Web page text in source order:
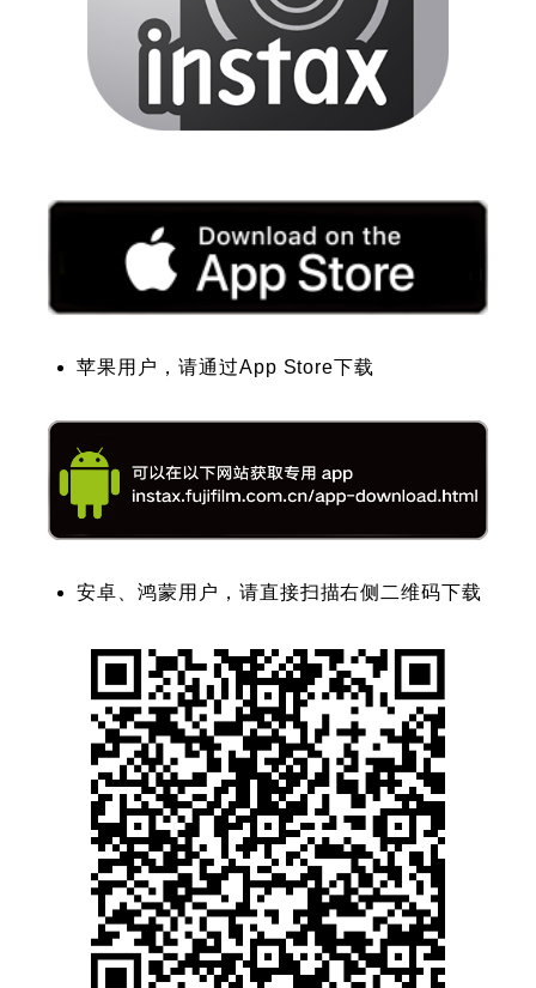
苹果用户，请通过App Store下载
安卓、鸿蒙用户，请直接扫描右侧二维码下载